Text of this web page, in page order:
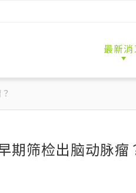
最新消
媒
健
医
期筛检出脑动脉瘤